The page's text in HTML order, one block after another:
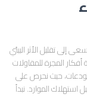
إلى تقليل الأثر البيئي
المجرة للمقاولات
حيث نحرص على
استهلاك الموارد. نبدأ